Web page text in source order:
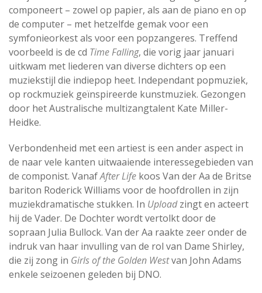
componeert – zowel op papier, als aan de piano en op
de computer – met hetzelfde gemak voor een
symfonieorkest als voor een popzangeres. Treffend
voorbeeld is de cd Time Falling, die vorig jaar januari
uitkwam met liederen van diverse dichters op een
muziekstijl die indiepop heet. Independant popmuziek,
op rockmuziek geïnspireerde kunstmuziek. Gezongen
door het Australische multizangtalent Kate Miller-
Heidke.
Verbondenheid met een artiest is een ander aspect in
de naar vele kanten uitwaaiende interessegebieden van
de componist. VanafAfter Life koos Van der Aa de Britse
bariton Roderick Williams voor de hoofdrollen in zijn
muziekdramatische stukken. In Uploadzingt en acteert
hij de Vader. De Dochter wordt vertolkt door de
sopraan Julia Bullock. Van der Aa raakte zeer onder de
indruk van haar invulling van de rol van Dame Shirley,
die zij zong in Girls of the Golden Westvan John Adams
enkele seizoenen geleden bij DNO.